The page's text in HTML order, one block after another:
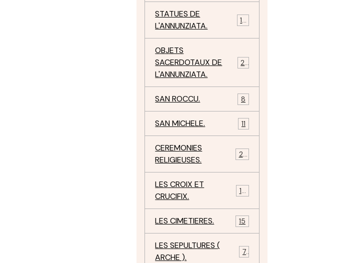
STATUES DE
L'ANNUNZIATA.
15
OBJETS
SACERDOTAUX DE
L'ANNUNZIATA.
24
SAN ROCCU. 8
SAN MICHELE. 11
CEREMONIES
RELIGIEUSES.
23
LES CROIX ET
CRUCIFIX.
18
LES CIMETIERES. 15
LES SEPULTURES (
ARCHE ).
7